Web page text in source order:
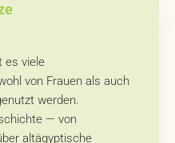
es viele
von Frauen als auch
werden.
— von
altägyptische